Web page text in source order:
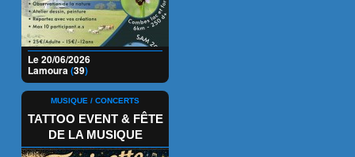
Le 20/06/2026
Lamoura(39)
MUSIQUE / CONCERTS
TATTOO EVENT & FÊTE
DE LA MUSIQUE